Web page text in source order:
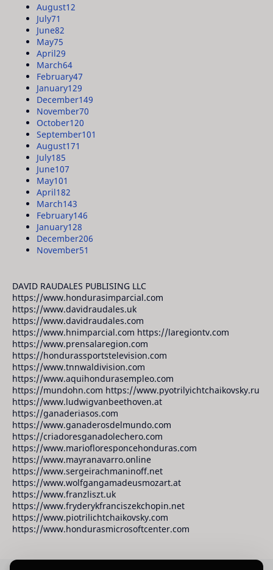
August12
July71
June82
May75
April29
March64
February47
January129
December149
November70
October120
September101
August171
July185
June107
May101
April182
March143
February146
January128
December206
November51
DAVID RAUDALES PUBLISING LLC
https://www.hondurasimparcial.com
https://www.davidraudales.uk
https://www.davidraudales.com
https://www.hnimparcial.com https://laregiontv.com
https://www.prensalaregion.com
https://hondurassportstelevision.com
https://www.tnnwaldivision.com
https://www.aquihondurasempleo.com
https://mundohn.com https://www.pyotrilyichtchaikovsky.ru
https://www.ludwigvanbeethoven.at
https://ganaderiasos.com
https://www.ganaderosdelmundo.com
https://criadoresganadolechero.com
https://www.mariofloresponcehonduras.com
https://www.mayranavarro.online
https://www.sergeirachmaninoff.net
https://www.wolfgangamadeusmozart.at
https://www.franzliszt.uk
https://www.fryderykfranciszekchopin.net
https://www.piotrilichtchaikovsky.com
https://www.hondurasmicrosoftcenter.com